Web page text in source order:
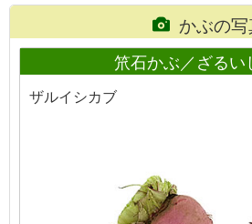
かぶの
笊石かぶ／ざるい
ザルイシカブ